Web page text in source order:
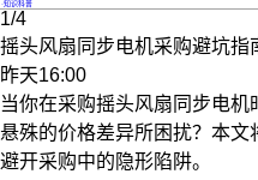
·知识科普
1/4
摇头风扇同步电机采购避坑
昨天16:00
当你在采购摇头风扇同步电机
悬殊的价格差异所困扰？本
避开采购中的隐形陷阱。